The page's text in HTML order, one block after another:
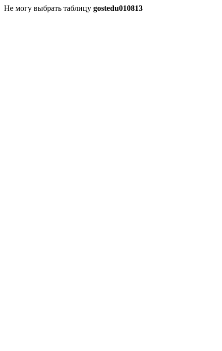
Не могу выбрать таблицу gostedu010813